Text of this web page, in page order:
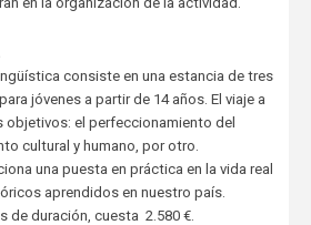
consiste en una estancia de tres
jóvenes a partir de 14 años. El viaje a
objetivos: el perfeccionamiento del
cultural y humano, por otro.
una puesta en práctica en la vida real
aprendidos en nuestro país.
de duración, cuesta 2.580 €.